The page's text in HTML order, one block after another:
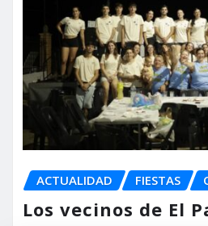
ACTUALIDAD FIESTAS
Los vecinos de El